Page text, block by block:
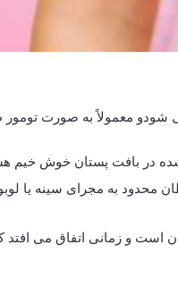
معمولاً به صورت تومور
شده در بافت پستان خوش خیم
محدود به مجرای سینه یا
است و زمانی اتفاق می